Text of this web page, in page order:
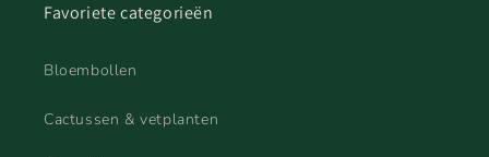
Favoriete categorieën
Bloembollen
Cactussen & vetplanten